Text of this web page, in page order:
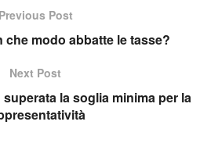
Previous Post
che modo abbatte le tasse?
Next Post
la soglia minima per la